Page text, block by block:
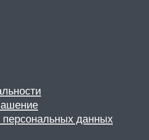
персональных данных